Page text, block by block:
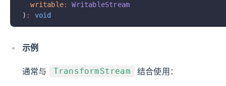
  writable
:
WritableStream
) : void
示例
通常与 TransformStream 结合使用：